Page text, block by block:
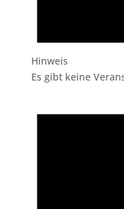
Hinweis
Es gibt keine